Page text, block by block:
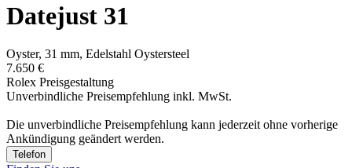
Datejust 31
Oyster, 31 mm, Edelstahl Oystersteel
7.650 €
Rolex Preisgestaltung
Unverbindliche Preisempfehlung inkl. MwSt.
Die unverbindliche Preis­empfehlung kann jederzeit ohne vorherige
Ankündigung geändert werden.
Telefon